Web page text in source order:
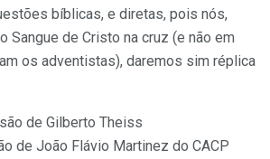
bíblicas, e diretas, pois nós,
Sangue de Cristo na cruz (e não em
os adventistas), daremos sim réplica
são de Gilberto Theiss
de João Flávio Martinez do CACP